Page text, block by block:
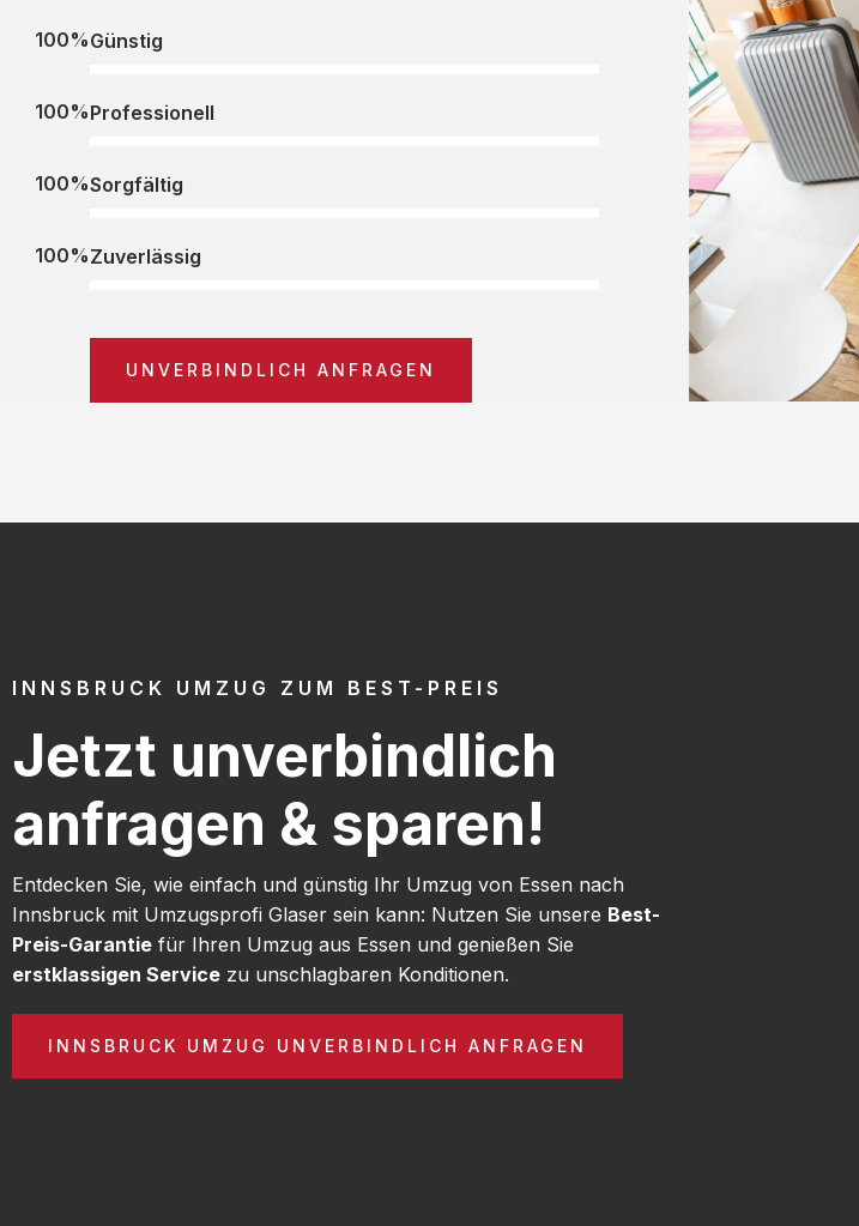
Günstig
100%
Professionell
100%
Sorgfältig
100%
Zuverlässig
100%
UNVERBINDLICH ANFRAGEN
INNSBRUCK UMZUG ZUM BEST-PREIS
Jetzt unverbindlich
anfragen & sparen!
Entdecken Sie, wie einfach und günstig Ihr Umzug von Essen nach
Innsbruck mit Umzugsprofi Glaser sein kann: Nutzen Sie unsere Best-
Preis-Garantie für Ihren Umzug aus Essen und genießen Sie
erstklassigen Service zu unschlagbaren Konditionen.
INNSBRUCK UMZUG UNVERBINDLICH ANFRAGEN